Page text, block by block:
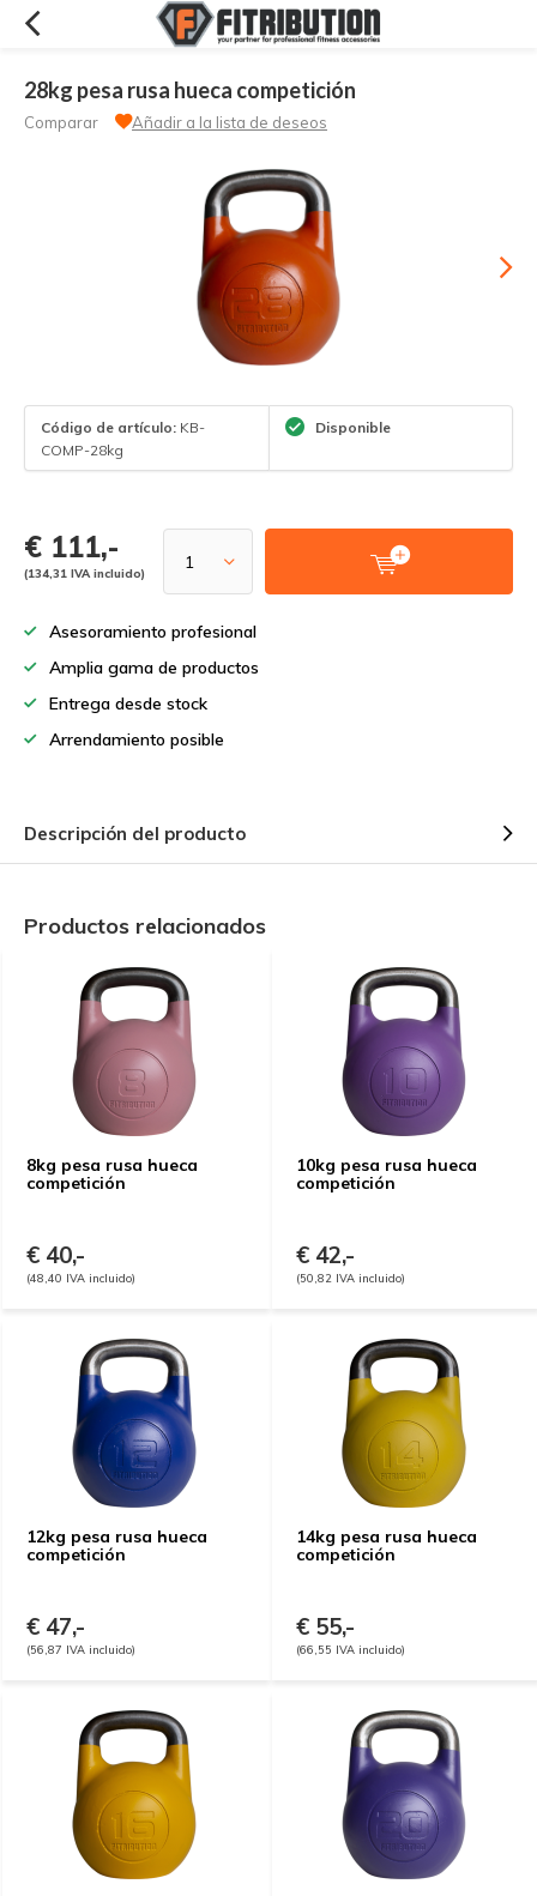
28kg pesa rusa hueca competición
Comparar Añadir a la lista de deseos
Código de artículo: KB-
COMP-28kg
Disponible
€ 111,-
(134,31 IVA incluido)
Asesoramiento profesional
Amplia gama de productos
Entrega desde stock
Arrendamiento posible
Descripción del producto
Productos relacionados
8kg pesa rusa hueca
competición
€ 40,-
(48,40 IVA incluido)
10kg pesa rusa hueca
competición
€ 42,-
(50,82 IVA incluido)
12kg pesa rusa hueca
competición
€ 47,-
(56,87 IVA incluido)
14kg pesa rusa hueca
competición
€ 55,-
(66,55 IVA incluido)